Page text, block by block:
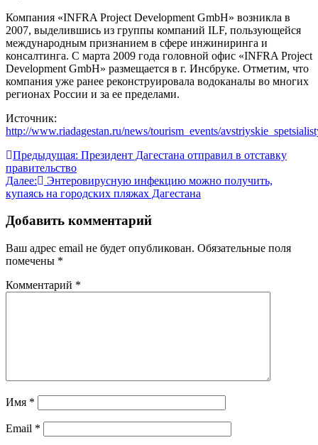
Компания «INFRA Project Development GmbH» возникла в
2007, выделившись из группы компаний ILF, пользующейся
международным признанием в сфере инжиниринга и
консалтинга. С марта 2009 года головной офис «INFRA Project
Development GmbH» размещается в г. Инсбруке. Отметим, что
компания уже ранее реконструировала водоканалы во многих
регионах России и за ее пределами.
Источник:
http://www.riadagestan.ru/news/tourism_events/
Навигация
по
записям
Предыдущая: Президент Дагестана отправил в отставку
правительство
Далее:
Энтеровирусную инфекцию можно получить,
купаясь на городских пляжах Дагестана
Добавить комментарий
Ваш адрес email не будет опубликован. Обязательные поля
помечены *
Комментарий *
Имя *
Email *